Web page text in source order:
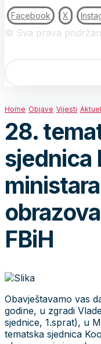
Facebook X
© Sva prava
Home Objave Vijesti
28.
sjednica
ministara
FBiH
Obavještavamo vas
godine, u zgradi
sjednice, 1.sprat), u
tematska sjednica